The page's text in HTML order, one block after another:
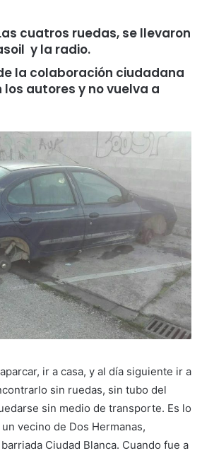
cuatros ruedas, se llevaron
y la radio.
la colaboración ciudadana
autores y no vuelva a
ir a casa, y al día siguiente ir a
sin ruedas, sin tubo del
sin medio de transporte. Es lo
vecino de Dos Hermanas,
Ciudad Blanca. Cuando fue a